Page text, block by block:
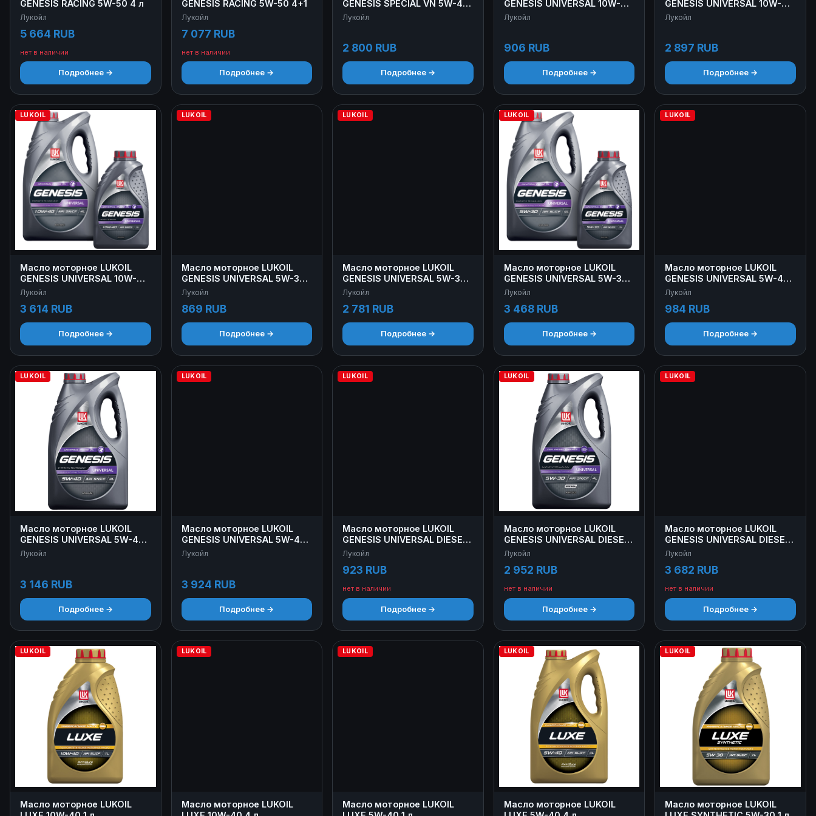
GENESIS RACING 5W-50 4 л
Лукойл
5 664 RUB
нет в наличии
Подробнее →
GENESIS RACING 5W-50 4+1
Лукойл
7 077 RUB
нет в наличии
Подробнее →
GENESIS SPECIAL VN 5W-40
1 л
Лукойл
2 800 RUB
Подробнее →
GENESIS UNIVERSAL 10W-40
1 л
Лукойл
906 RUB
Подробнее →
GENESIS UNIVERSAL 10W-40
4 л
Лукойл
2 897 RUB
Подробнее →
LUKOIL
Масло моторное LUKOIL
GENESIS UNIVERSAL 10W-40
4+1 л
Лукойл
3 614 RUB
Подробнее →
LUKOIL
Масло моторное LUKOIL
GENESIS UNIVERSAL 5W-30 1
л
Лукойл
869 RUB
Подробнее →
LUKOIL
Масло моторное LUKOIL
GENESIS UNIVERSAL 5W-30
4 л
Лукойл
2 781 RUB
Подробнее →
LUKOIL
Масло моторное LUKOIL
GENESIS UNIVERSAL 5W-30
4+1 л
Лукойл
3 468 RUB
Подробнее →
LUKOIL
Масло моторное LUKOIL
GENESIS UNIVERSAL 5W-40 1
л
Лукойл
984 RUB
Подробнее →
LUKOIL
Масло моторное LUKOIL
GENESIS UNIVERSAL 5W-40
4 л
Лукойл
3 146 RUB
Подробнее →
LUKOIL
Масло моторное LUKOIL
GENESIS UNIVERSAL 5W-40
4+1 л
Лукойл
3 924 RUB
Подробнее →
LUKOIL
Масло моторное LUKOIL
GENESIS UNIVERSAL DIESEL
5W-30 1 л
Лукойл
923 RUB
нет в наличии
Подробнее →
LUKOIL
Масло моторное LUKOIL
GENESIS UNIVERSAL DIESEL
5W-30 4 л
Лукойл
2 952 RUB
нет в наличии
Подробнее →
LUKOIL
Масло моторное LUKOIL
GENESIS UNIVERSAL DIESEL
5W-30 4+1 л
Лукойл
3 682 RUB
нет в наличии
Подробнее →
LUKOIL
Масло моторное LUKOIL
LUKOIL
Масло моторное LUKOIL
LUKOIL
Масло моторное LUKOIL
LUKOIL
Масло моторное LUKOIL
LUKOIL
Масло моторное LUKOIL